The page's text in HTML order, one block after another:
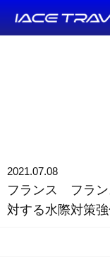
2021.07.08
フランス フラン
対する水際対策